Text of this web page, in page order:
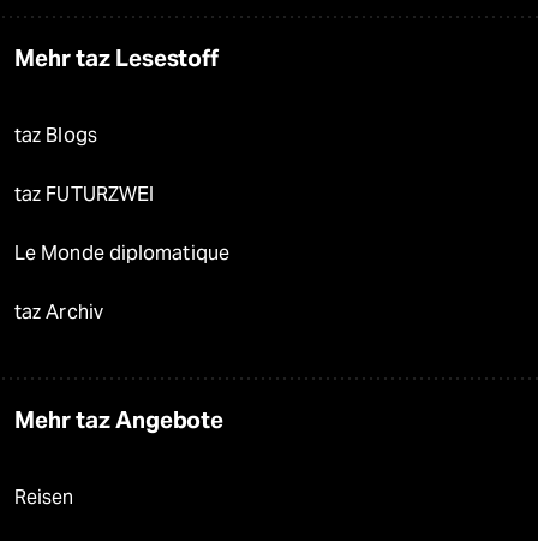
Mehr taz Lesestoff
taz Blogs
taz FUTURZWEI
Le Monde diplomatique
taz Archiv
Mehr taz Angebote
Reisen